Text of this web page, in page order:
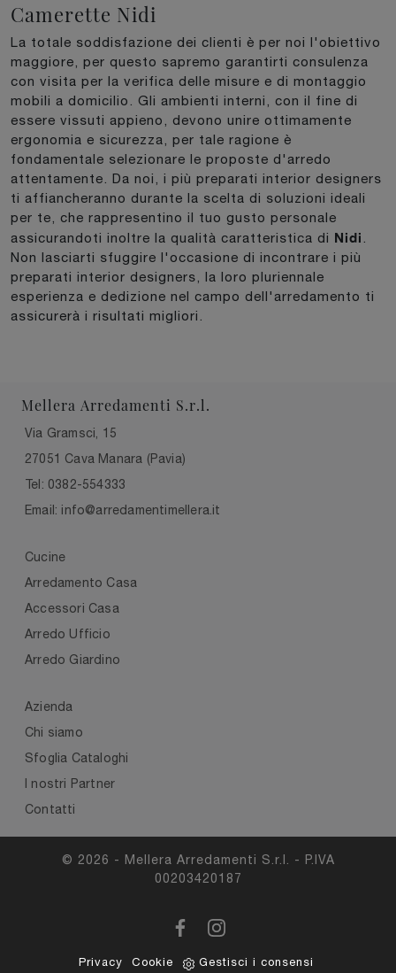
Camerette Nidi
La totale soddisfazione dei clienti è per noi l'obiettivo
maggiore, per questo sapremo garantirti consulenza
con visita per la verifica delle misure e di montaggio
mobili a domicilio. Gli ambienti interni, con il fine di
essere vissuti appieno, devono unire ottimamente
ergonomia e sicurezza, per tale ragione è
fondamentale selezionare le proposte d'arredo
attentamente. Da noi, i più preparati interior designers
ti affiancheranno durante la scelta di soluzioni ideali
per te, che rappresentino il tuo gusto personale
assicurandoti inoltre la qualità caratteristica di Nidi
Non lasciarti sfuggire l'occasione di incontrare i più
preparati interior designers, la loro pluriennale
esperienza e dedizione nel campo dell'arredamento ti
assicurerà i risultati migliori.
Mellera Arredamenti S.r.l.
Via Gramsci, 15
27051 Cava Manara (Pavia)
Tel: 0382-554333
Email: info@arredamentimellera.it
Cucine
Arredamento Casa
Accessori Casa
Arredo Ufficio
Arredo Giardino
Azienda
Chi siamo
Sfoglia Cataloghi
I nostri Partner
Contatti
© 2026 - Mellera Arredamenti S.r.l. - P.IVA
00203420187
Privacy Cookie Gestisci i consensi